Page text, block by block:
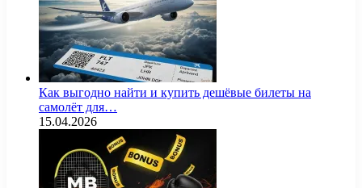
Как выгодно найти и купить дешёвые билеты на
самолёт для…
15.04.2026